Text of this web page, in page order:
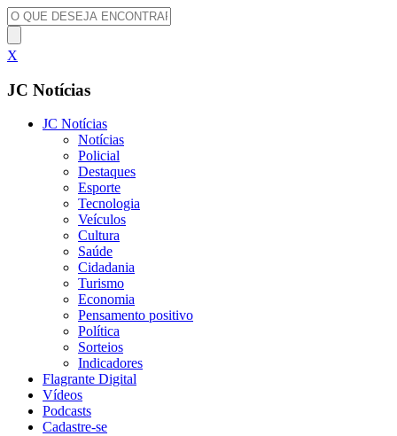
X
JC Notícias
JC Notícias
Notícias
Policial
Destaques
Esporte
Tecnologia
Veículos
Cultura
Saúde
Cidadania
Turismo
Economia
Pensamento positivo
Política
Sorteios
Indicadores
Flagrante Digital
Vídeos
Podcasts
Cadastre-se